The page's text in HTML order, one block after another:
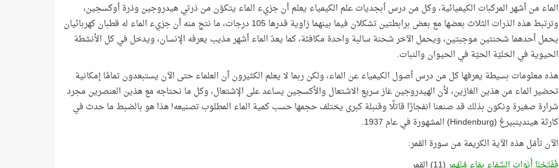
الماء من أشهر المركبات الكيميائية، وكل من درس أبجديات علم الكيمياء يعلم أن جزيء الماء يتكوّن من ذرتي هيدروجين وذرة أوكسجين،
وترتبط هذه الذرات الثلاث بعضها مع بعض برابطتين تشكلان فيما بينهما زاوية قدرها 105 درجات، ما نتج منه أن جزيء الماء له قطبان كهربائيان
يحمل أحدهما شحنتين موجبتين، ويحمل الآخر شحنة سالبة واحدة مكافئة، كما يعدّ الماء أشهر مذيب يعرفه الإنسان، ويدخل في كل الأنشطة
الحيوية في الخليّة الحيّة في الحيوان والنبات.
هذه معلومات بسيطة يعرفها كل من درس أصول الكيمياء عن الماء، ولكن ربما لا يعلم الكثيرون أن العلماء حتى الآن يستبعدون تمامًا إمكانية
تحضير الماء من هذين الغازين، لأن الهيدروجين غاز سريع الاشتعال والأكسجين يساعد على الإشتعال، وكل ما نحتاجه مع هذين العنصرين مجرد
شرارة صغيرة ونكون بذلك قد صنعنا انفجارًا قاتلًا وقنبلة كبرى يختلف حجمها حسب كمية الماء المطلوب تصنيعه! هذا هو بالضبط ما حدث في
كارثة هيندينبيرغ (Hindenburg) المشهورة في عام 1937.
الآن تأمّل هذه الآية الكريمة من سورة القمر: